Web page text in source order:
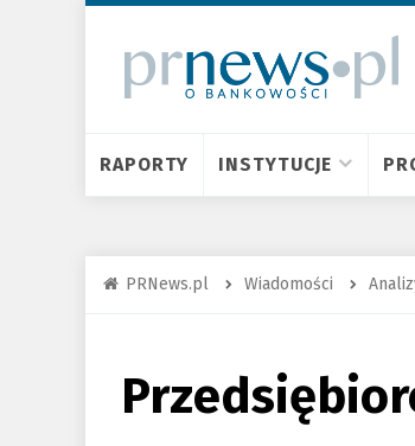
RAPORTY INSTYTUCJE
PRNews.pl Wiadomości